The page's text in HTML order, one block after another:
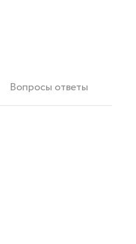
Вопросы ответы